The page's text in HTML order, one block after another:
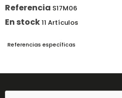
Referencia S17M06
En stock11 Artículos
Referencias específicas